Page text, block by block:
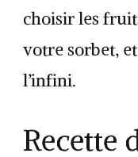
choisir les
votre sorbet,
l’infini.
Recette